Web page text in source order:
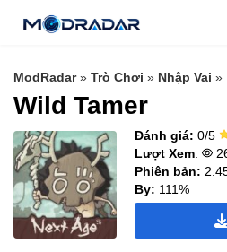
ModRadar» Trò Chơi » Nhập Vai »
Wild Tamer
Đánh giá: 0/5
Lượt Xem:
Phiên bản:
By: 111%